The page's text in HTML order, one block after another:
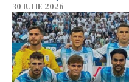
30 IULIE 2026